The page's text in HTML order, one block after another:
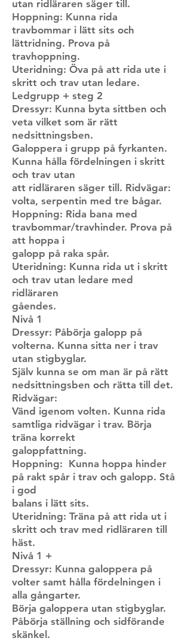
utan ridläraren säger till.
Hoppning: Kunna rida
travbommar i lätt sits och
lättridning. Prova på
travhoppning.
Uteridning: Öva på att rida ute i
skritt och trav utan ledare.
Ledgrupp + steg 2
Dressyr: Kunna byta sittben och
veta vilket som är rätt
nedsittningsben.
Galoppera i grupp på fyrkanten.
Kunna hålla fördelningen i skritt
och trav utan
att ridläraren säger till. Ridvägar:
volta, serpentin med tre bågar.
Hoppning: Rida bana med
travbommar/travhinder. Prova på
att hoppa i
galopp på raka spår.
Uteridning: Kunna rida ut i skritt
och trav utan ledare med
ridläraren
gåendes.
Nivå 1
Dressyr: Påbörja galopp på
volterna. Kunna sitta ner i trav
utan stigbyglar.
Själv kunna se om man är på rätt
nedsittningsben och rätta till det.
Ridvägar:
Vänd igenom volten. Kunna rida
samtliga ridvägar i trav. Börja
träna korrekt
galoppfattning.
Hoppning: Kunna hoppa hinder
på rakt spår i trav och galopp. Stå
i god
balans i lätt sits.
Uteridning: Träna på att rida ut i
skritt och trav med ridläraren till
häst.
Nivå 1 +
Dressyr: Kunna galoppera på
volter samt hålla fördelningen i
alla gångarter.
Börja galoppera utan stigbyglar.
Påbörja ställning och sidförande
skänkel.